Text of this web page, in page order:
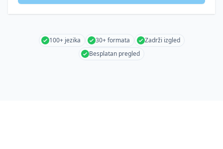
100+ jezika 30+ formata
Zadrži izgled
Besplatan pregled